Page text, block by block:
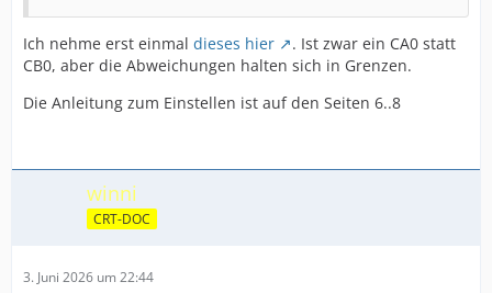
Ich nehme erst einmal dieses hier
. Ist zwar ein CA0 statt
CB0, aber die Abweichungen halten sich in Grenzen.
Die Anleitung zum Einstellen ist auf den Seiten 6..8
winni
CRT-DOC
3. Juni 2026 um 22:44